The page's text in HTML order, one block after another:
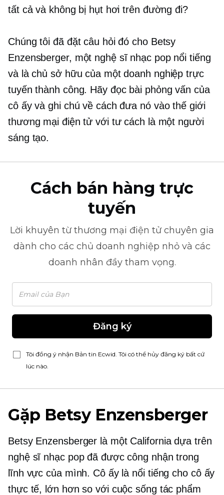
tất cả và không bị hụt hơi trên đường đi?
Chúng tôi đã đặt câu hỏi đó cho Betsy
Enzensberger, một nghệ sĩ nhạc pop nổi tiếng
và là chủ sở hữu của một doanh nghiệp trực
tuyến thành công. Hãy đọc bài phỏng vấn của
cô ấy và ghi chú về cách đưa nó vào thế giới
thương mại điện tử với tư cách là một người
sáng tạo.
Cách bán hàng trực
tuyến
Lời khuyên từ thương mại điện tử chuyên gia
dành cho các chủ doanh nghiệp nhỏ và các
doanh nhân đầy tham vọng.
Đăng ký
Tôi đồng ý nhận Bản tin Ecwid. Tôi có thể hủy đăng ký bất cứ
lúc nào.
Gặp Betsy Enzensberger
Betsy Enzensberger là một California dựa trên
nghệ sĩ nhạc pop đã được công nhận trong
lĩnh vực của mình. Cô ấy là nổi tiếng cho cô ấy
thực tế, lớn hơn so với cuộc sống tác phẩm